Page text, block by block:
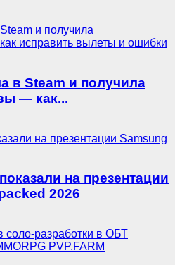
в Steam и получила
— как...
на презентации
2026